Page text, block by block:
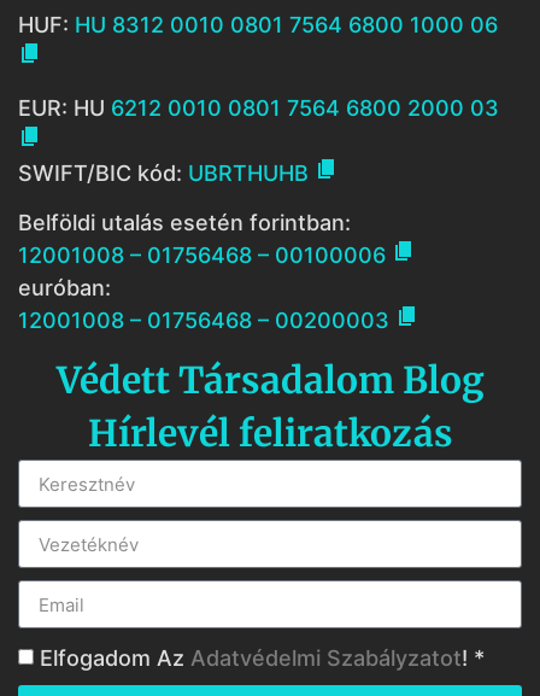
HUF: HU 8312 0010 0801 7564 6800 1000 06

EUR: HU 6212 0010 0801 7564 6800 2000 03

SWIFT/BIC kód: UBRTHUHB 
Belföldi utalás esetén forintban:
12001008 – 01756468 – 00100006 
euróban:
12001008 – 01756468 – 00200003 
Védett Társadalom Blog
Hírlevél feliratkozás
Elfogadom Az Adatvédelmi Szabályzatot! *